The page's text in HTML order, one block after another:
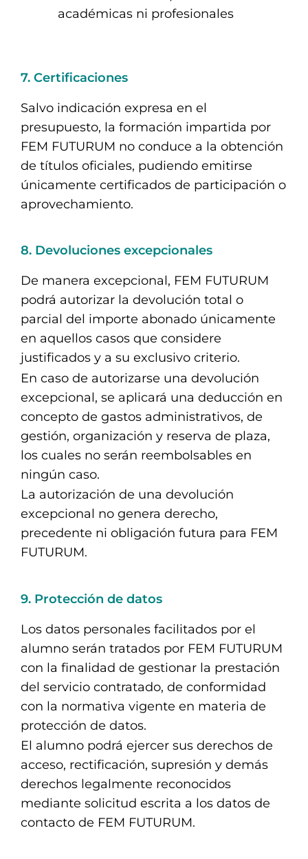
académicas ni profesionales
7. Certificaciones
Salvo indicación expresa en el
presupuesto, la formación impartida por
FEM FUTURUM no conduce a la obtención
de títulos oficiales, pudiendo emitirse
únicamente certificados de participación o
aprovechamiento.
8. Devoluciones excepcionales
De manera excepcional, FEM FUTURUM
podrá autorizar la devolución total o
parcial del importe abonado únicamente
en aquellos casos que considere
justificados y a su exclusivo criterio.
En caso de autorizarse una devolución
excepcional, se aplicará una deducción en
concepto de gastos administrativos, de
gestión, organización y reserva de plaza,
los cuales no serán reembolsables en
ningún caso.
La autorización de una devolución
excepcional no genera derecho,
precedente ni obligación futura para FEM
FUTURUM.
9. Protección de datos
Los datos personales facilitados por el
alumno serán tratados por FEM FUTURUM
con la finalidad de gestionar la prestación
del servicio contratado, de conformidad
con la normativa vigente en materia de
protección de datos.
El alumno podrá ejercer sus derechos de
acceso, rectificación, supresión y demás
derechos legalmente reconocidos
mediante solicitud escrita a los datos de
contacto de FEM FUTURUM.